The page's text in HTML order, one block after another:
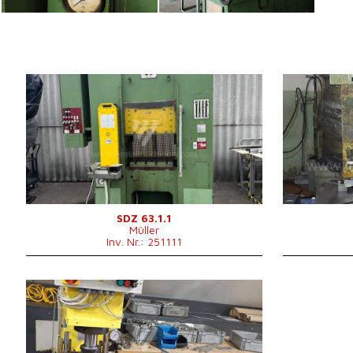
Baujahr:
1978
Presskraft
63 t
Die Abmessungen des Desktop620x500 mm
Hauptmotorleistung
22 kW
Kontrollsystem
nein
SDZ 63.1.1
Müller
Inv. Nr.: 251111
Baujahr:
Presskraft
Die
Desktop
B x H
Baujahr:
Presskraft
15 t
Die Abmessungen des
Desktop
mm